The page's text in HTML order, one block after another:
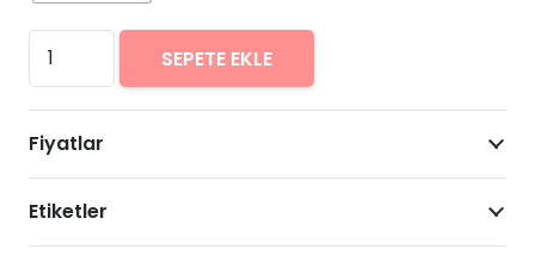
Vestel
Venus
V3
5020
Arıza
Onarımı
Fiyatları
SEPETE EKLE
Fiyatlar
Etiketler